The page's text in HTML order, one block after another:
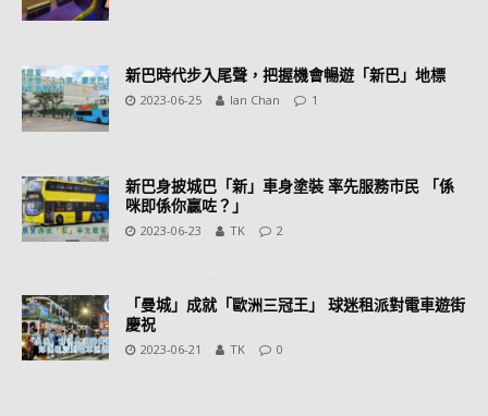
新巴時代步入尾聲，把握機會暢遊「新巴」地標
2023-06-25 Ian Chan 1
新巴身披城巴「新」車身塗裝 率先服務市民 「係
咪即係你贏咗？」
2023-06-23 TK 2
「曼城」成就「歐洲三冠王」 球迷租派對電車遊街
慶祝
2023-06-21 TK 0